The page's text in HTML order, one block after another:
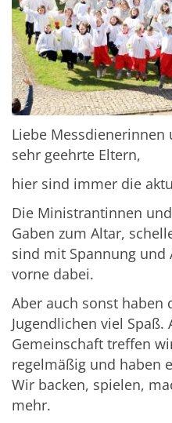
Liebe Messdienerinnen
sehr geehrte Eltern,
hier sind immer die
Die Ministrantinnen
Gaben zum Altar,
sind mit Spannung
vorne dabei.
Aber auch sonst haben
Jugendlichen viel
Gemeinschaft treffen
regelmäßig und haben
Wir backen, spielen,
mehr.